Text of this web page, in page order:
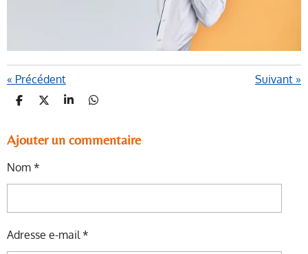
« Précédent Suivant »
P
T
A
E
P
T
A
P
T
A
P
T
A
Ajouter un commentaire
Nom *
Adresse e-mail *